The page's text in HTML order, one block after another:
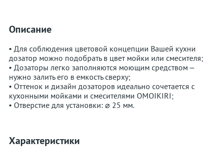
Описание
• Для соблюдения цветовой концепции Вашей кухни
дозатор можно подобрать в цвет мойки или смесителя;
• Дозаторы легко заполняются моющим средством –
нужно залить его в емкость сверху;
• Оттенок и дизайн дозаторов идеально сочетается с
кухонными мойками и смесителями OMOIKIRI;
• Отверстие для установки: ⌀ 25 мм.
Характеристики